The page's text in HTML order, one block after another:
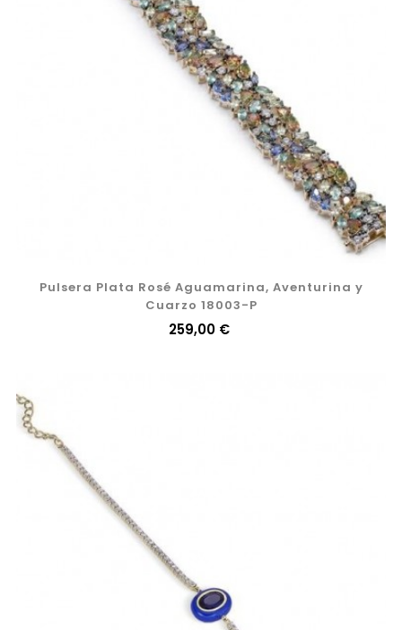
Pulsera Plata Rosé Aguamarina, Aventurina y
Cuarzo 18003-P
Precio
259,00 €